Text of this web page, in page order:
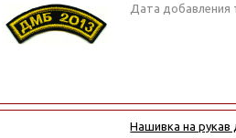
Дата добавления
Нашивка на